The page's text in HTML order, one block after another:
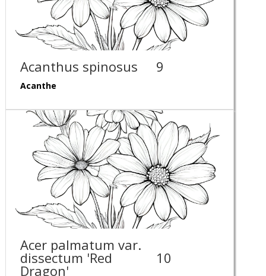
Acanthus spinosus 9
Acanthe
Acer palmatum var.
dissectum 'Red
Dragon'
10